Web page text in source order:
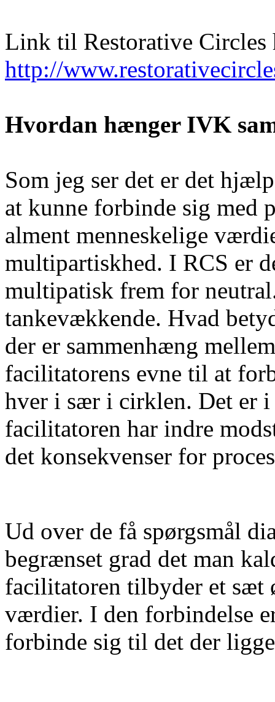
Link til Restorative Circles
http://
Hvordan hænger IVK
Som jeg ser det er det
at kunne forbinde sig med
alment menneskelige
multipartiskhed. I RCS er
multipatisk frem for
tankevækkende. Hvad
der er sammenhæng
facilitatorens evne til at
hver i sær i cirklen. Det er
facilitatoren har indre
det konsekvenser for
Ud over de få spørgsmål
begrænset grad det man
facilitatoren tilbyder et sæt
værdier. I den forbindelse
forbinde sig til det der